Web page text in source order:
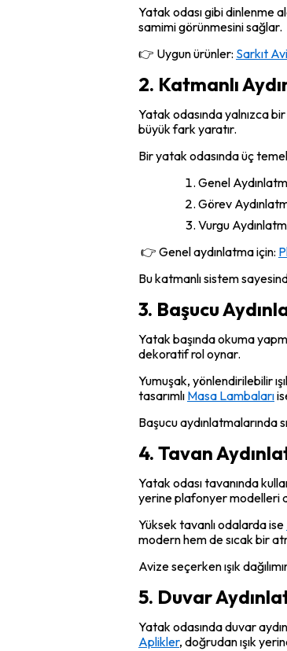
Yatak odası gibi dinlenme
samimi görünmesini sağlar.
👉 Uygun ürünler: Sarkıt
2. Katmanlı
Yatak odasında yalnızca
büyük fark yaratır.
Bir yatak odasında üç
Genel
Görev
Vurgu
👉 Genel aydınlatma için:
Bu katmanlı sistem
3. Başucu
Yatak başında okuma
dekoratif rol oynar.
Yumuşak, yönlendirilebilir
tasarımlı Masa Lambaları
Başucu
4. Tavan
Yatak odası tavanında
yerine plafonyer modelleri
Yüksek tavanlı odalarda ise
modern hem de sıcak bir
Avize seçerken ışık
5. Duvar
Yatak odasında duvar
Aplikler, doğrudan ışık